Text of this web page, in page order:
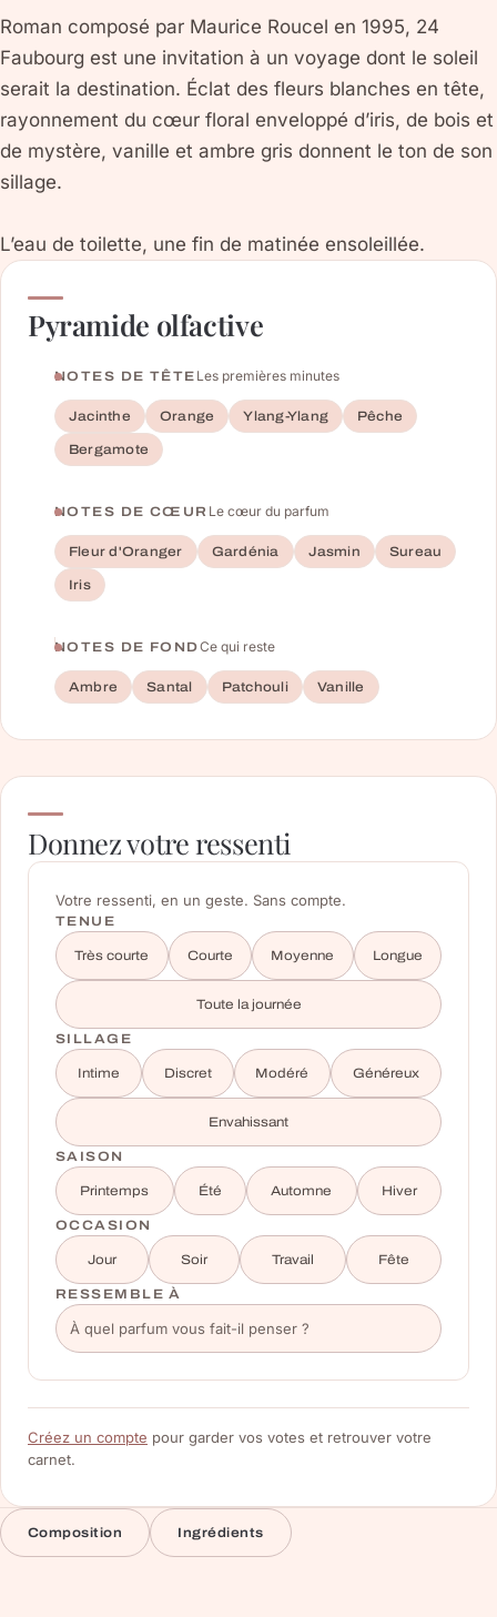
Roman composé par Maurice Roucel en 1995, 24
Faubourg est une invitation à un voyage dont le soleil
serait la destination. Éclat des fleurs blanches en tête,
rayonnement du cœur floral enveloppé d’iris, de bois et
de mystère, vanille et ambre gris donnent le ton de son
sillage.
L’eau de toilette, une fin de matinée ensoleillée.
Pyramide olfactive
NOTES DE TÊTE Les premières minutes
Jacinthe Orange Ylang-Ylang Pêche
Bergamote
NOTES DE CŒUR Le cœur du parfum
Fleur d'Oranger Gardénia Jasmin Sureau
Iris
NOTES DE FONDCe qui reste
Ambre Santal Patchouli Vanille
Donnez votre ressenti
Votre ressenti, en un geste. Sans compte.
TENUE
Très courte Courte Moyenne Longue
Toute la journée
SILLAGE
Intime Discret Modéré Généreux
Envahissant
SAISON
Printemps Été Automne Hiver
OCCASION
Jour Soir Travail Fête
RESSEMBLE À
Créez un compte pour garder vos votes et retrouver votre
carnet.
Composition Ingrédients